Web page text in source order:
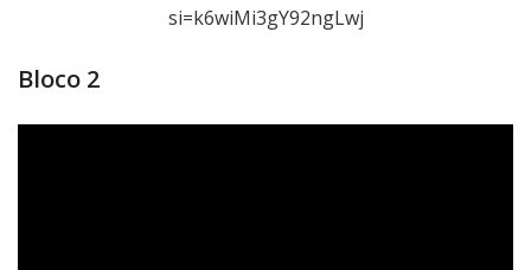
si=k6wiMi3gY92ngLwj
Bloco 2